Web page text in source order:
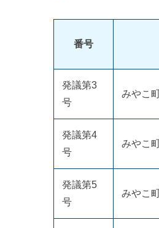
番号
発議第3
号
みやこ
発議第4
号
みやこ
発議第5
号
みやこ